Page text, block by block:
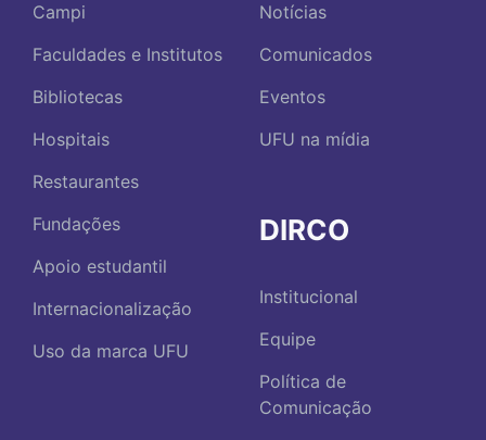
Campi
Faculdades e Institutos
Bibliotecas
Hospitais
Restaurantes
Fundações
Apoio estudantil
Internacionalização
Uso da marca UFU
Notícias
Comunicados
Eventos
UFU na mídia
DIRCO
Institucional
Equipe
Política de
Comunicação